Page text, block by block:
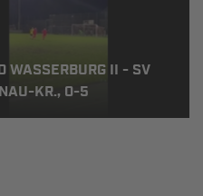
WASSERBURG II - SV
KR., 0-5